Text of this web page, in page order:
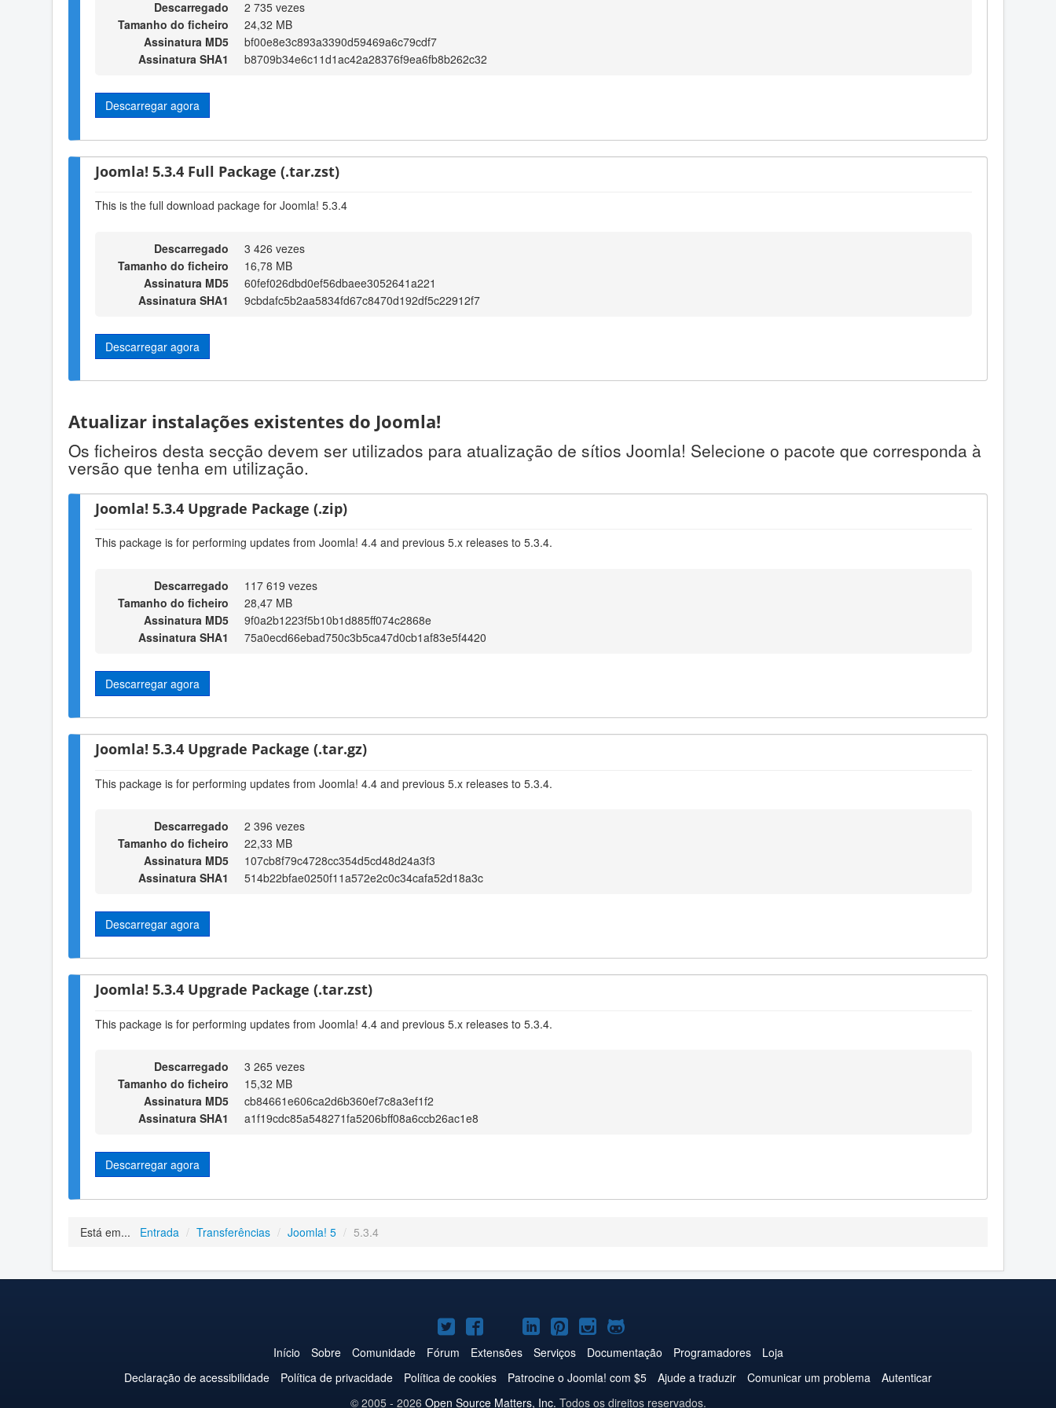
Descarregado
2 735 vezes
Tamanho do ficheiro
24,32 MB
Assinatura MD5
bf00e8e3c893a3390d59469a6c79cdf7
Assinatura SHA1
b8709b34e6c11d1ac42a28376f9ea6fb8b262c32
Descarregar agora
Joomla! 5.3.4 Full Package (.tar.zst)
This is the full download package for Joomla! 5.3.4
Descarregado
3 426 vezes
Tamanho do ficheiro
16,78 MB
Assinatura MD5
60fef026dbd0ef56dbaee3052641a221
Assinatura SHA1
9cbdafc5b2aa5834fd67c8470d192df5c22912f7
Descarregar agora
Atualizar instalações existentes do Joomla!
Os ficheiros desta secção devem ser utilizados para atualização de sítios Joomla! Selecione o pacote que corresponda à
versão que tenha em utilização.
Joomla! 5.3.4 Upgrade Package (.zip)
This package is for performing updates from Joomla! 4.4 and previous 5.x releases to 5.3.4.
Descarregado
117 619 vezes
Tamanho do ficheiro
28,47 MB
Assinatura MD5
9f0a2b1223f5b10b1d885ff074c2868e
Assinatura SHA1
75a0ecd66ebad750c3b5ca47d0cb1af83e5f4420
Descarregar agora
Joomla! 5.3.4 Upgrade Package (.tar.gz)
This package is for performing updates from Joomla! 4.4 and previous 5.x releases to 5.3.4.
Descarregado
2 396 vezes
Tamanho do ficheiro
22,33 MB
Assinatura MD5
107cb8f79c4728cc354d5cd48d24a3f3
Assinatura SHA1
514b22bfae0250f11a572e2c0c34cafa52d18a3c
Descarregar agora
Joomla! 5.3.4 Upgrade Package (.tar.zst)
This package is for performing updates from Joomla! 4.4 and previous 5.x releases to 5.3.4.
Descarregado
3 265 vezes
Tamanho do ficheiro
15,32 MB
Assinatura MD5
cb84661e606ca2d6b360ef7c8a3ef1f2
Assinatura SHA1
a1f19cdc85a548271fa5206bff08a6ccb26ac1e8
Descarregar agora
Está em... Entrada / Transferências / Joomla! 5 / 5.3.4
Joomla!
no
Twitter
Joomla!
no
Facebook
Joomla!
no
YouTube
Joomla!
no
LinkedIn
Joomla!
no
Pinterest
Joomla!
no
Instagram
Joomla!
no
GitHub
Início Sobre Comunidade Fórum Extensões Serviços Documentação Programadores
Loja
Declaração de acessibilidade
Política de privacidade Política de cookies Patrocine o Joomla! com $5 Ajude a traduzir Comunicar um problema
Autenticar
© 2005 - 2026 Open Source Matters, Inc. Todos os direitos reservados.